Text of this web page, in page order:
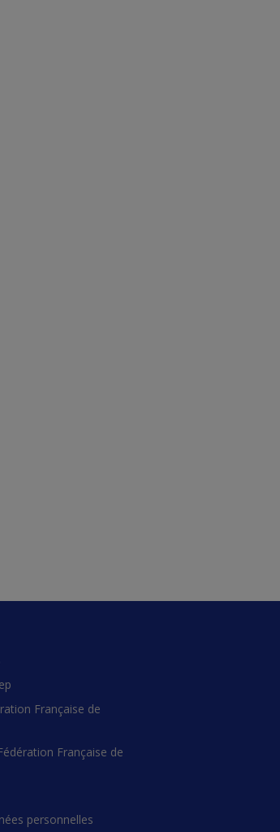
Française de
Française de
personnelles